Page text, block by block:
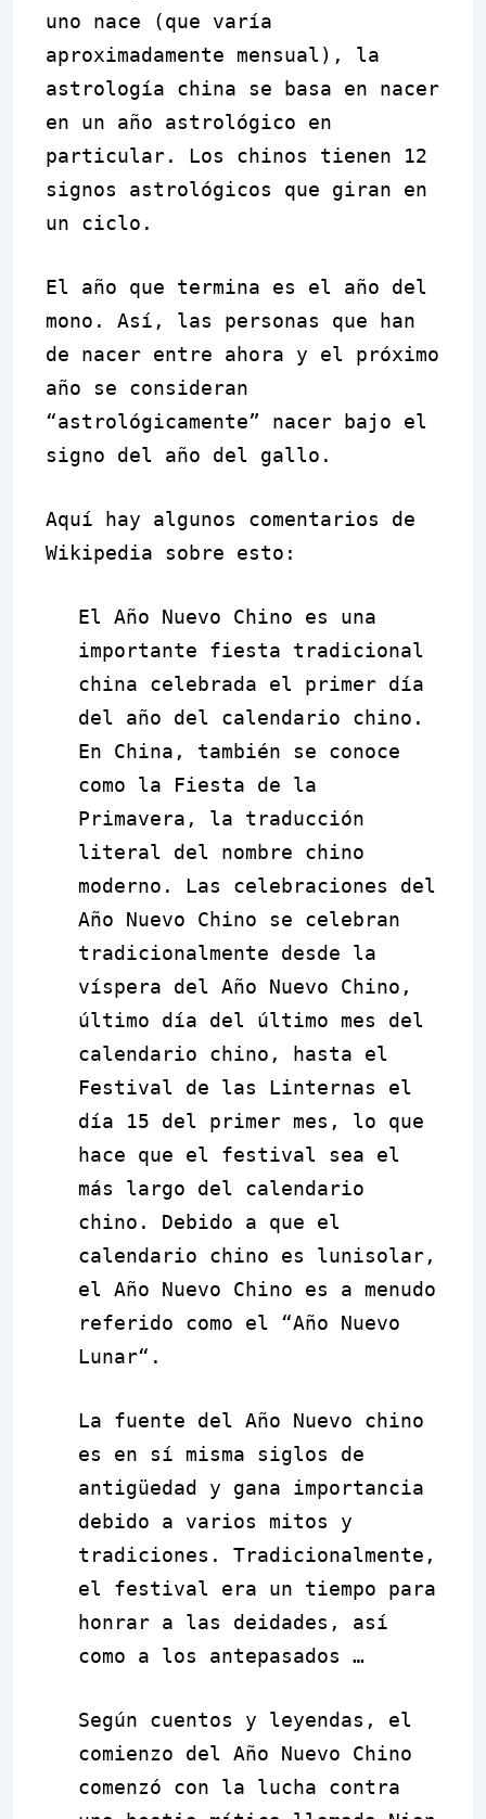
uno nace (que varía
aproximadamente mensual), la
astrología china se basa en nacer
en un año astrológico en
particular. Los chinos tienen 12
signos astrológicos que giran en
un ciclo.
El año que termina es el año del
mono. Así, las personas que han
de nacer entre ahora y el próximo
año se consideran
“astrológicamente” nacer bajo el
signo del año del gallo.
Aquí hay algunos comentarios de
Wikipedia sobre esto:
El Año Nuevo Chino es una
importante fiesta tradicional
china celebrada el primer día
del año del calendario chino.
En China, también se conoce
como la Fiesta de la
Primavera , la traducción
literal del nombre chino
moderno. Las celebraciones del
Año Nuevo Chino se celebran
tradicionalmente desde la
víspera del Año Nuevo Chino,
último día del último mes del
calendario chino, hasta el
Festival de las Linternas el
día 15 del primer mes, lo que
hace que el festival sea el
más largo del calendario
chino. Debido a que el
calendario chino es lunisolar,
el Año Nuevo Chino es a menudo
referido como el “Año Nuevo
Lunar“.
La fuente del Año Nuevo chino
es en sí misma siglos de
antigüedad y gana importancia
debido a varios mitos y
tradiciones. Tradicionalmente,
el festival era un tiempo para
honrar a las deidades, así
como a los antepasados ​​…
Según cuentos y leyendas, el
comienzo del Año Nuevo Chino
comenzó con la lucha contra